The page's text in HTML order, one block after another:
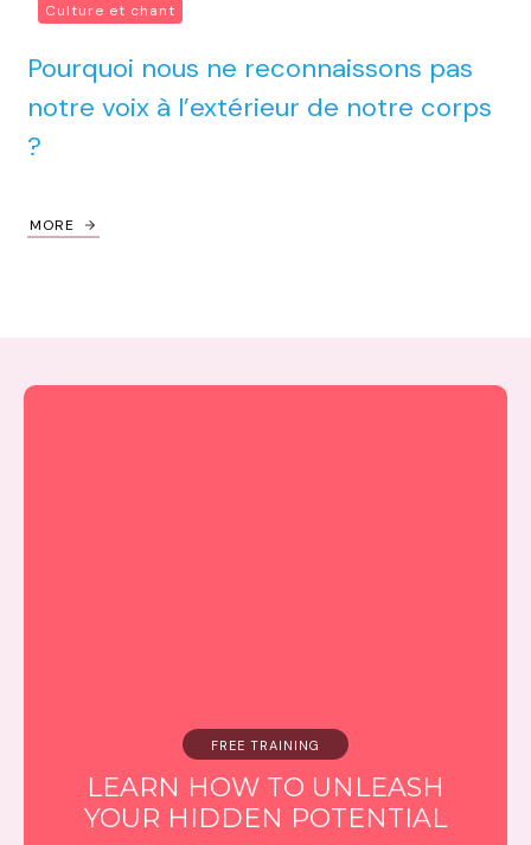
Culture et chant
Pourquoi nous ne reconnaissons pas
notre voix à l’extérieur de notre corps
?
MORE
FREE TRAINING
LEARN HOW TO UNLEASH
YOUR HIDDEN POTENTIAL